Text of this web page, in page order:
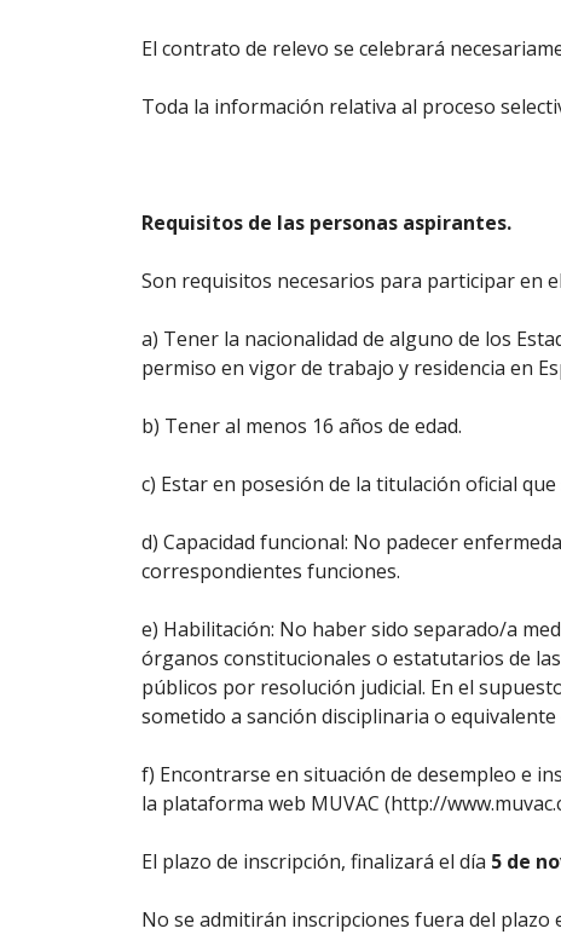
El contrato de relevo se celebrará
Toda la información relativa al proceso
Requisitos de las personas aspirantes.
Son requisitos necesarios para participar en
a) Tener la nacionalidad de alguno de los
permiso en vigor de trabajo y residencia en
b) Tener al menos 16 años de edad.
c) Estar en posesión de la titulación oficial
d) Capacidad funcional: No padecer
correspondientes funciones.
e) Habilitación: No haber sido separado/a
órganos constitucionales o estatutarios de
públicos por resolución judicial. En el
sometido a sanción disciplinaria o
f) Encontrarse en situación de desempleo e
la plataforma web MUVAC (http://
El plazo de inscripción, finalizará el día 5 de
No se admitirán inscripciones fuera del plazo